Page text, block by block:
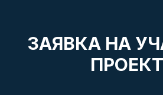
ЗАЯВКА НА